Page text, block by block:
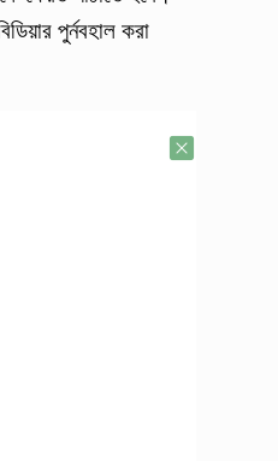
পুর্নবহাল করা